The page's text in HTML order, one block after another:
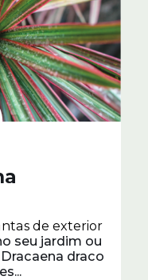
de exterior
seu jardim ou
draco